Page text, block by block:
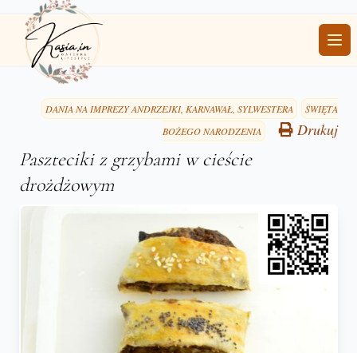
DANIA NA IMPREZY ANDRZEJKI, KARNAWAŁ, SYLWESTERA
ŚWIĘTA
BOŻEGO NARODZENIA
Drukuj
Paszteciki z grzybami w cieście
drożdżowym